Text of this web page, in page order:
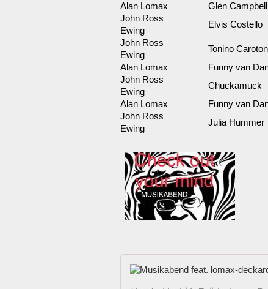
Alan Lomax
Glen Campbell
John Ross
Ewing
Elvis Costello
John Ross
Ewing
Tonino
Alan Lomax
Funny van
John Ross
Ewing
Chuckamuck
Alan Lomax
Funny van
John Ross
Ewing
Julia Hummer